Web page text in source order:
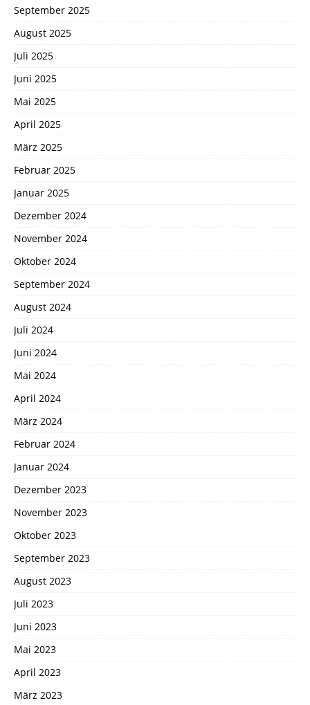
September 2025
August 2025
Juli 2025
Juni 2025
Mai 2025
April 2025
März 2025
Februar 2025
Januar 2025
Dezember 2024
November 2024
Oktober 2024
September 2024
August 2024
Juli 2024
Juni 2024
Mai 2024
April 2024
März 2024
Februar 2024
Januar 2024
Dezember 2023
November 2023
Oktober 2023
September 2023
August 2023
Juli 2023
Juni 2023
Mai 2023
April 2023
März 2023